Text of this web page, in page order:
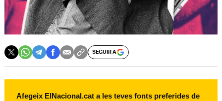
SEGUIR A
Afegeix ElNacional.cat a les teves fonts preferides de